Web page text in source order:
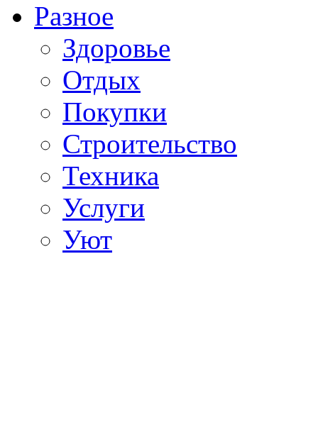
Разное
Здоровье
Отдых
Покупки
Строительство
Техника
Услуги
Уют